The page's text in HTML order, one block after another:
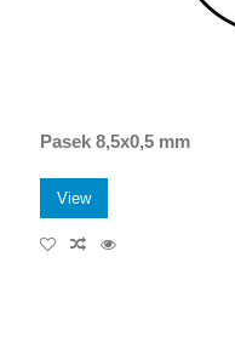
Pasek 8,5x0,5 mm
View